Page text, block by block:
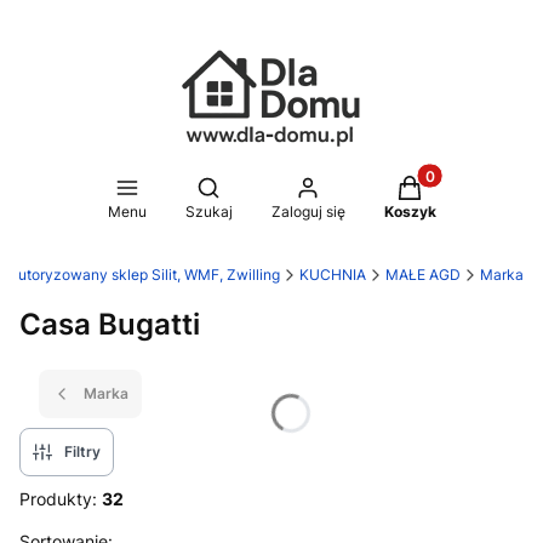
Menu
Otwórz wyszukiwarkę
Szukaj Zaloguj się
Produkty w
Koszyk
Autoryzowany sklep Silit, WMF, Zwilling KUCHNIA MAŁE AGD Marka
Casa Bugatti
Marka
Filtry
Produkty: 32